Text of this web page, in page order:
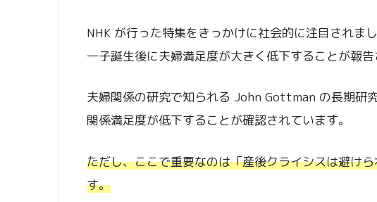
NHK が行った特集をきっかけに社会的に注目されま
一子誕生後に夫婦満足度が大きく低下することが報告
夫婦関係の研究で知られる John Gottman の長期研
関係満足度が低下することが確認されています。
ただし、ここで重要なのは「産後クライシスは避け
す。